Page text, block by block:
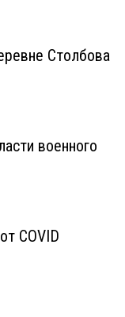
Столбова
военного
COVID